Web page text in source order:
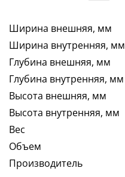
Ширина внешняя, мм
Ширина внутренняя, мм
Глубина внешняя, мм
Глубина внутренняя, мм
Высота внешняя, мм
Высота внутренняя, мм
Вес
Объем
Производитель